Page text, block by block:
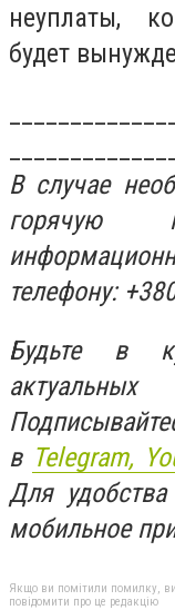
неуплаты,
будет
В случае
горячую
телефону:
Будьте в
в Telegram,
Для
мобильное
Якщо ви помітили помилку,
повідомити про це редакцію